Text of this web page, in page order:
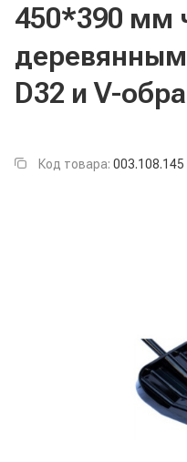
450*390 мм
D32 и V-
Код товара: 003.108.145